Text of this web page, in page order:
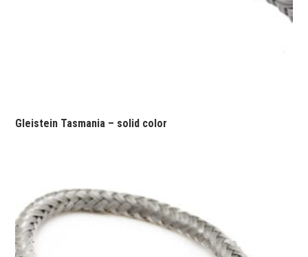
Gleistein Tasmania – solid color